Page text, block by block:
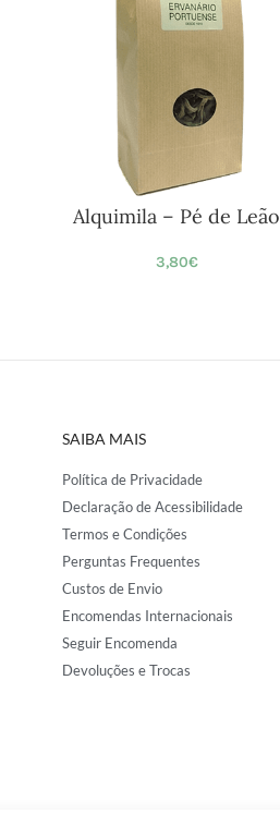
Alquimila – Pé de Leão
3,80€
SAIBA MAIS
Política de Privacidade
Declaração de Acessibilidade
Termos e Condições
Perguntas Frequentes
Custos de Envio
Encomendas Internacionais
Seguir Encomenda
Devoluções e Trocas